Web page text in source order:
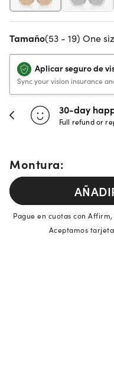
Tamaño(53 - 19) One
Aplicar seguro de
Sync your vision insurance
30-day
Full refund or
Montura:
Pague en cuotas con
Aceptamos